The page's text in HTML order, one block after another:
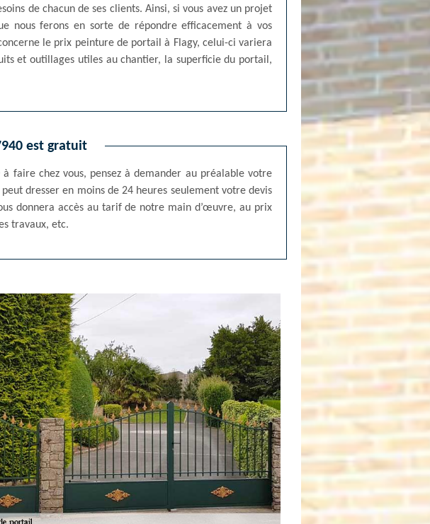
de chacun de ses clients. Ainsi, si vous avez un projet
nous ferons en sorte de répondre efficacement à vos
le prix peinture de portail à Flagy, celui-ci variera
et outillages utiles au chantier, la superficie du portail,
est gratuit
faire chez vous, pensez à demander au préalable votre
dresser en moins de 24 heures seulement votre devis
donnera accès au tarif de notre main d’œuvre, au prix
travaux, etc.